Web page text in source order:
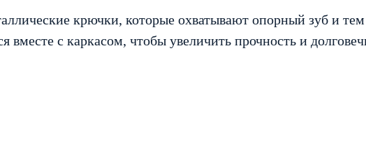
крючки, которые охватывают опорный зуб и
с каркасом, чтобы увеличить прочность и